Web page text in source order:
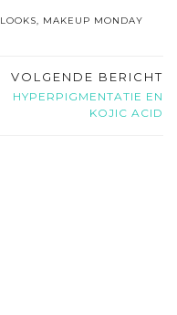
LOOKS, MAKEUP MONDAY
VOLGENDE BERICHT
HYPERPIGMENTATIE EN
KOJIC ACID